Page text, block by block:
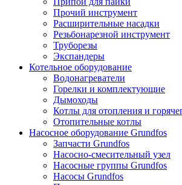
Прочий инструмент
Расширительные насадки
Резьбонарезной инструмент
Труборезы
Экспандеры
Котельное оборудование
Водонагреватели
Горелки и комплектующие
Дымоходы
Котлы для отопления и
Отопительные котлы
Насосное оборудование Grundfos
Запчасти Grundfos
Насосно-смесительный узел
Насосные группы Grundfos
Насосы Grundfos